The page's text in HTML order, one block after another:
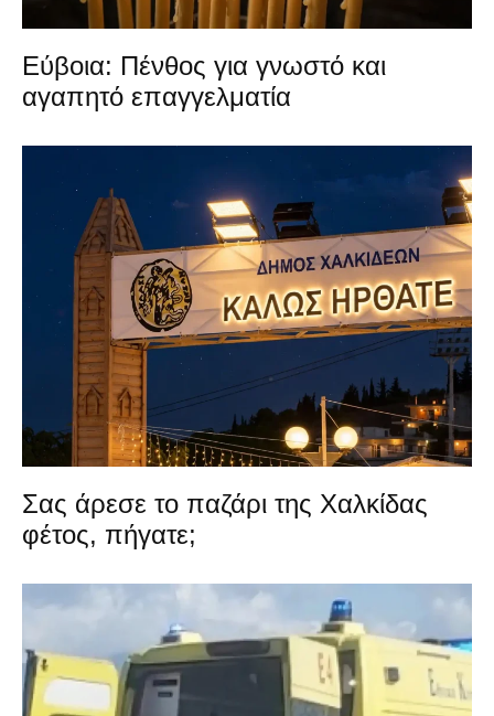
Εύβοια: Πένθος για γνωστό και
αγαπητό επαγγελματία
Σας άρεσε το παζάρι της Χαλκίδας
φέτος, πήγατε;